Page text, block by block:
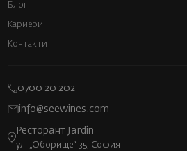
Блог
Кариери
Контакти
0700 20 202
info@seewines.com
Ресторант Jardin
ул. „Оборище“ 35, София